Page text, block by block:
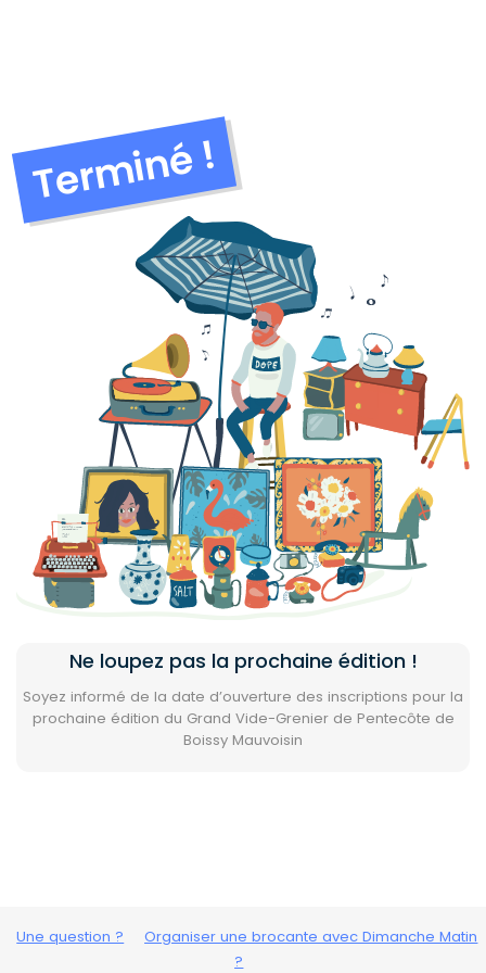
Terminé !
Ne loupez pas la prochaine édition !
Soyez informé de la date d’ouverture des inscriptions pour la
prochaine édition du Grand Vide-Grenier de Pentecôte de
Boissy Mauvoisin
Vous avez déjà réservé ?
Attention, vous allez recevoir autant de mails que vous
avez de réservations.
Voir ma réservation
Une question ?
Organiser une brocante avec Dimanche Matin
?